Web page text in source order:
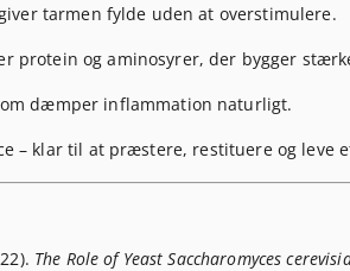
tarmen fylde uden at overstimulere.
protein og aminosyrer, der bygger
dæmper inflammation naturligt.
– klar til at præstere, restituere og leve
The Role of Yeast Saccharomyces